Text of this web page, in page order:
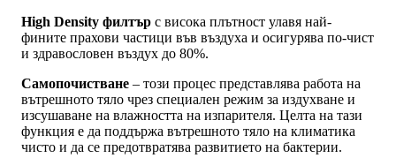
High Density филтър с висока плътност улавя най-
фините прахови частици във въздуха и осигурява по-чист
и здравословен въздух до 80%.
Самопочистване – този процес представлява работа на
вътрешното тяло чрез специален режим за издухване и
изсушаване на влажността на изпарителя. Целта на тази
функция е да поддържа вътрешното тяло на климатика
чисто и да се предотвратява развитието на бактерии.